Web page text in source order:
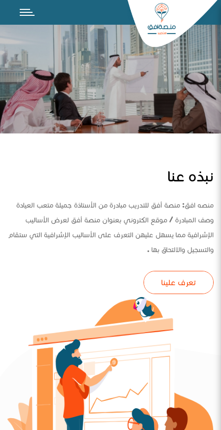
نبذه عنا
منصه افق: منصة أفق للتدريب مبادرة من الأستاذة جميلة متعب العيادة
وصف المبادرة / موقع الكتروني بعنوان منصة أفق لعرض الأساليب
الإشرافية مما يسهل عليهن التعرف على الأساليب الإشرافية التي ستقام
والتسجيل والالتحاق بها .
تعرف علينا